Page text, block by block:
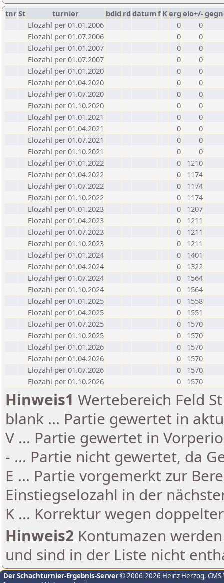
tnrSt turnier bdld rd datumf Kerg elo+/-
Elozahl per 01.01.2006
0
0
Elozahl per 01.07.2006
0
0
Elozahl per 01.01.2007
0
0
Elozahl per 01.07.2007
0
0
Elozahl per 01.01.2020
0
0
Elozahl per 01.04.2020
0
0
Elozahl per 01.07.2020
0
0
Elozahl per 01.10.2020
0
0
Elozahl per 01.01.2021
0
0
Elozahl per 01.04.2021
0
0
Elozahl per 01.07.2021
0
0
Elozahl per 01.10.2021
0
0
Elozahl per 01.01.2022
0
1210
Elozahl per 01.04.2022
0
1174
Elozahl per 01.07.2022
0
1174
Elozahl per 01.10.2022
0
1174
Elozahl per 01.01.2023
0
1207
Elozahl per 01.04.2023
0
1211
Elozahl per 01.07.2023
0
1211
Elozahl per 01.10.2023
0
1211
Elozahl per 01.01.2024
0
1401
Elozahl per 01.04.2024
0
1322
Elozahl per 01.07.2024
0
1564
Elozahl per 01.10.2024
0
1564
Elozahl per 01.01.2025
0
1558
Elozahl per 01.04.2025
0
1551
Elozahl per 01.07.2025
0
1570
Elozahl per 01.10.2025
0
1570
Elozahl per 01.01.2026
0
1570
Elozahl per 01.04.2026
0
1570
Elozahl per 01.07.2026
0
1570
Elozahl per 01.10.2026
0 1570
Hinweis1 Wertebereich Feld
blank ... Partie gewertet in
V ... Partie gewertet in
- ... Partie nicht gewertet, da
E ... Partie vorgemerkt zur
Einstiegselozahl in der
K ... Korrektur wegen
Hinweis2 Kontumazen
und sind in der Liste nicht
Der Schachturnier-Ergebnis-Server© 2006-2026 Heinz Herzog,